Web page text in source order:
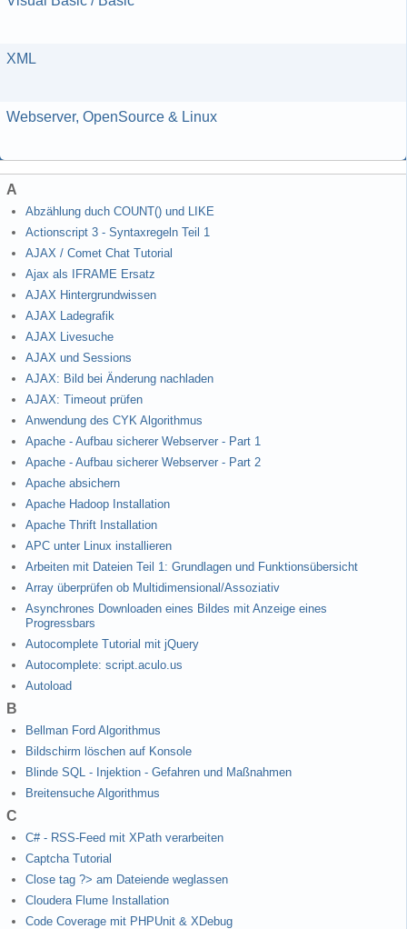
XML
Webserver, OpenSource & Linux
A
Abzählung duch COUNT() und LIKE
Actionscript 3 - Syntaxregeln Teil 1
AJAX / Comet Chat Tutorial
Ajax als IFRAME Ersatz
AJAX Hintergrundwissen
AJAX Ladegrafik
AJAX Livesuche
AJAX und Sessions
AJAX: Bild bei Änderung nachladen
AJAX: Timeout prüfen
Anwendung des CYK Algorithmus
Apache - Aufbau sicherer Webserver - Part 1
Apache - Aufbau sicherer Webserver - Part 2
Apache absichern
Apache Hadoop Installation
Apache Thrift Installation
APC unter Linux installieren
Arbeiten mit Dateien Teil 1: Grundlagen und Funktionsübersicht
Array überprüfen ob Multidimensional/Assoziativ
Asynchrones Downloaden eines Bildes mit Anzeige eines
Progressbars
Autocomplete Tutorial mit jQuery
Autocomplete: script.aculo.us
Autoload
B
Bellman Ford Algorithmus
Bildschirm löschen auf Konsole
Blinde SQL - Injektion - Gefahren und Maßnahmen
Breitensuche Algorithmus
C
C# - RSS-Feed mit XPath verarbeiten
Captcha Tutorial
Close tag ?> am Dateiende weglassen
Cloudera Flume Installation
Code Coverage mit PHPUnit & XDebug